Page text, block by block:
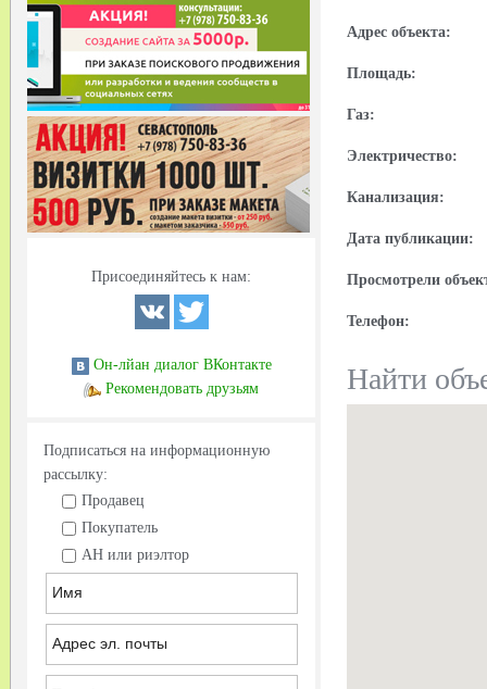
Присоединяйтесь к нам:
Он-лйан диалог ВКонтакте
Рекомендовать друзьям
Подписаться на информационную
рассылку:
Продавец
Покупатель
АН или риэлтор
Адрес объекта:
Площадь:
Газ:
Электричество:
Канализация:
Дата публикации:
Просмотрели
Телефон:
Найти